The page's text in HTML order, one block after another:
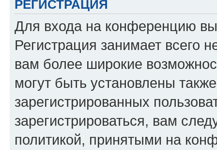
РЕГИСТРАЦИЯ
Для входа на конференцию
Регистрация занимает всего
вам более широкие
могут быть установлены
зарегистрированных
зарегистрироваться, вам
политикой, принятыми на